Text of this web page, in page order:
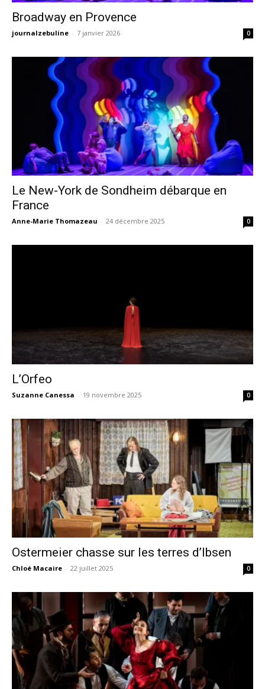
Broadway en Provence
journalzebuline - 7 janvier 2026 0
Le New-York de Sondheim débarque en
France
Anne-Marie Thomazeau - 24 décembre 2025 0
L’Orfeo
Suzanne Canessa - 19 novembre 2025 0
Ostermeier chasse sur les terres d’Ibsen
Chloé Macaire - 22 juillet 2025 0